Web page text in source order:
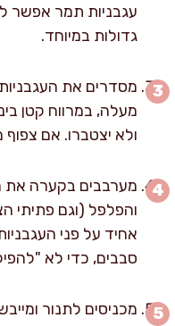
עגבניות תמר אפשר
גדולות במיוחד.
מסדרים את
מעלה, במרווח קטן
ולא יצטברו. אם צפוף
מערבבים בקערה את
והפלפל (וגם פתיתי
אחיד על פני
סבבים, כדי לא